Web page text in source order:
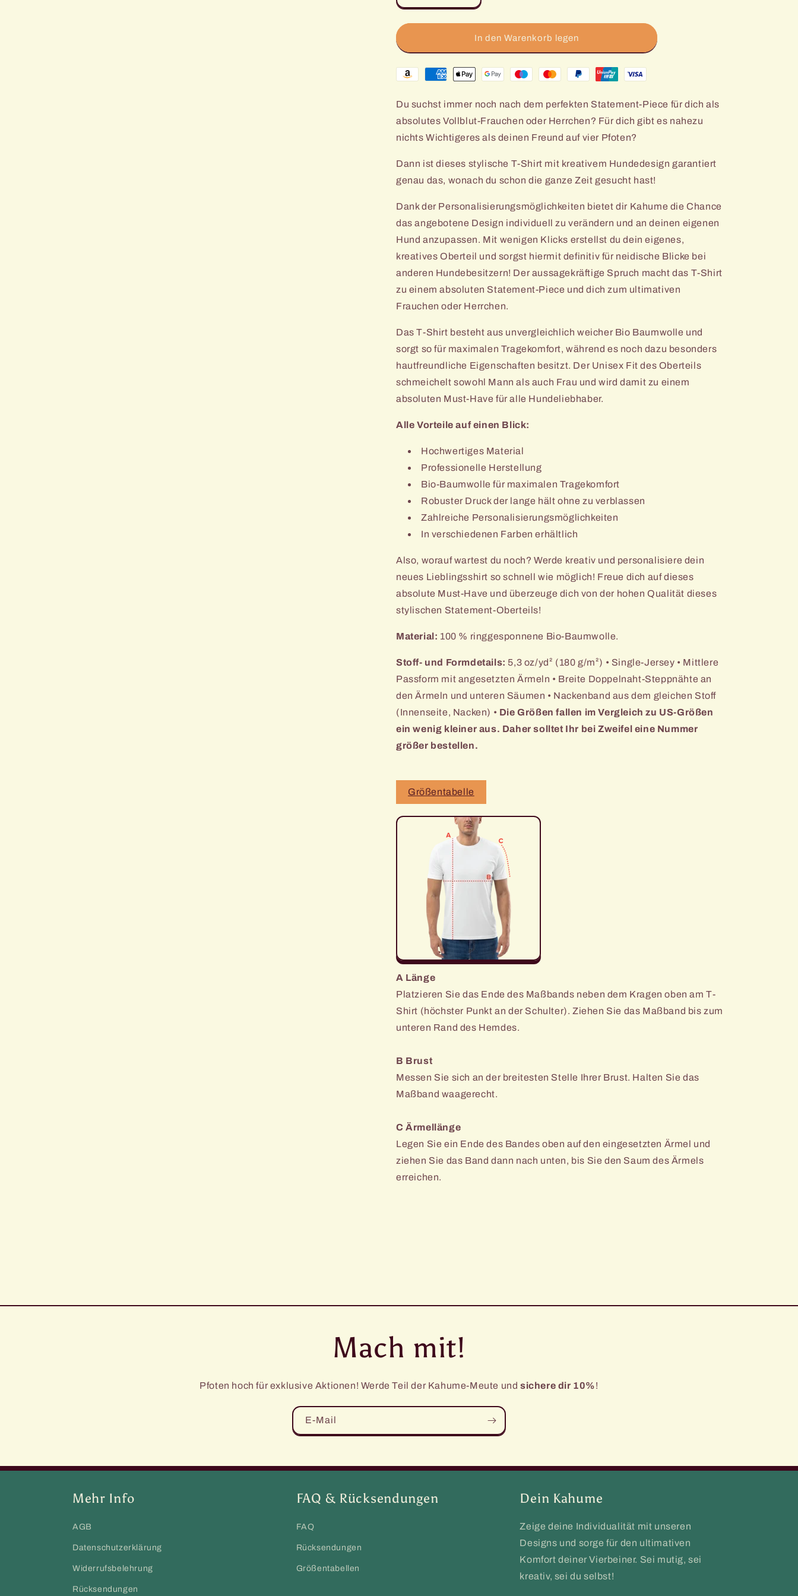
die
Menge
T-
There
Is
Nothing
With
Dog
Personalisierbar
die
Menge
für
T-
There
Is
Nothing
With
My
Dog
Personalisierbar
In den Warenkorb legen
Zahlungsmethoden
Du suchst immer noch nach dem perfekten Statement-Piece für dich als
absolutes Vollblut-Frauchen oder Herrchen? Für dich gibt es nahezu
nichts Wichtigeres als deinen Freund auf vier Pfoten?
Dann ist dieses stylische T-Shirt mit kreativem Hundedesign garantiert
genau das, wonach du schon die ganze Zeit gesucht hast!
Dank der Personalisierungsmöglichkeiten bietet dir Kahume die Chance
das angebotene Design individuell zu verändern und an deinen eigenen
Hund anzupassen. Mit wenigen Klicks erstellst du dein eigenes,
kreatives Oberteil und sorgst hiermit definitiv für neidische Blicke bei
anderen Hundebesitzern! Der aussagekräftige Spruch macht das T-Shirt
zu einem absoluten Statement-Piece und dich zum ultimativen
Frauchen oder Herrchen.
Das T-Shirt besteht aus unvergleichlich weicher Bio Baumwolle und
sorgt so für maximalen Tragekomfort, während es noch dazu besonders
hautfreundliche Eigenschaften besitzt. Der Unisex Fit des Oberteils
schmeichelt sowohl Mann als auch Frau und wird damit zu einem
absoluten Must-Have für alle Hundeliebhaber.
Alle Vorteile auf einen Blick:
Hochwertiges Material
Professionelle Herstellung
Bio-Baumwolle für maximalen Tragekomfort
Robuster Druck der lange hält ohne zu verblassen
Zahlreiche Personalisierungsmöglichkeiten
In verschiedenen Farben erhältlich
Also, worauf wartest du noch? Werde kreativ und personalisiere dein
neues Lieblingsshirt so schnell wie möglich! Freue dich auf dieses
absolute Must-Have und überzeuge dich von der hohen Qualität dieses
stylischen Statement-Oberteils!
Material: 100 % ringgesponnene Bio-Baumwolle.
Stoff- und Formdetails: 5,3 oz/yd² (180 g/m²) • Single-Jersey • Mittlere
Passform mit angesetzten Ärmeln • Breite Doppelnaht-Steppnähte an
den Ärmeln und unteren Säumen • Nackenband aus dem gleichen Stoff
(Innenseite, Nacken) • Die Größen fallen im Vergleich zu US-Größen
ein wenig kleiner aus. Daher solltet Ihr bei Zweifel eine Nummer
größer bestellen.
Größentabelle
A Länge
Platzieren Sie das Ende des Maßbands neben dem Kragen oben am T-
Shirt (höchster Punkt an der Schulter). Ziehen Sie das Maßband bis zum
unteren Rand des Hemdes.
B Brust
Messen Sie sich an der breitesten Stelle Ihrer Brust. Halten Sie das
Maßband waagerecht.
C Ärmellänge
Legen Sie ein Ende des Bandes oben auf den eingesetzten Ärmel und
ziehen Sie das Band dann nach unten, bis Sie den Saum des Ärmels
erreichen.
Mach mit!
Pfoten hoch für exklusive Aktionen! Werde Teil der Kahume-Meute undsichere dir 10%!
E-Mail
Mehr Info
AGB
Datenschutzerklärung
Widerrufsbelehrung
Rücksendungen
FAQ & Rücksendungen
FAQ
Rücksendungen
Größentabellen
Dein Kahume
Zeige deine Individualität mit unseren
Designs und sorge für den ultimativen
Komfort deiner Vierbeiner. Sei mutig, sei
kreativ, sei du selbst!